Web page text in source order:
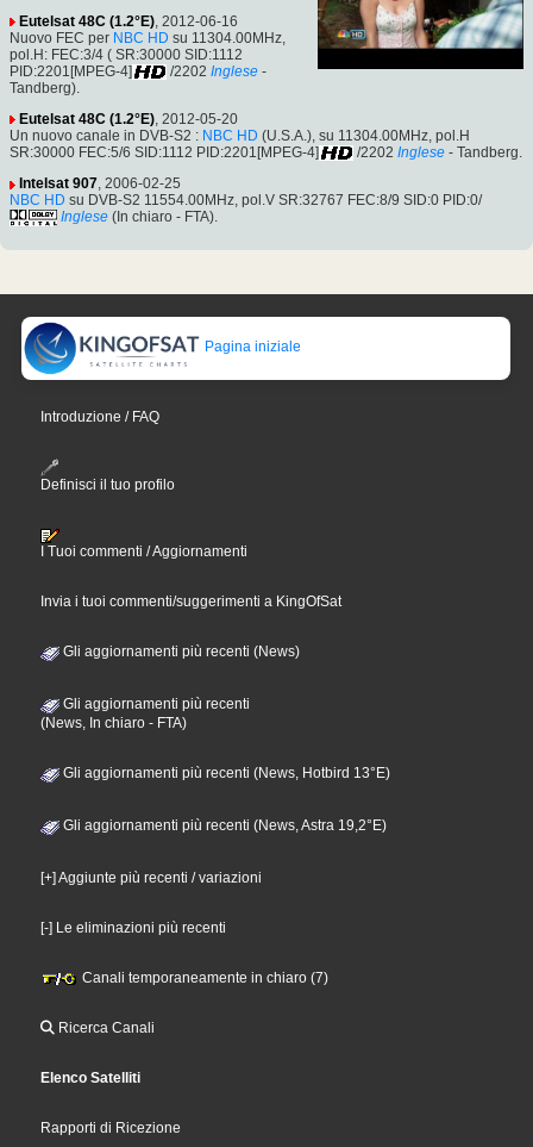
Eutelsat 48C (1.2°E) , 2012-06-16
Nuovo FEC per NBC HD su 11304.00MHz,
pol.H: FEC:3/4 ( SR:30000 SID:1112
PID:2201[MPEG-4]
/2202 Inglese -
Tandberg).
Eutelsat 48C (1.2°E), 2012-05-20
Un nuovo canale in DVB-S2 : NBC HD (U.S.A.), su 11304.00MHz, pol.H
SR:30000 FEC:5/6 SID:1112 PID:2201[MPEG-4]
/2202 Inglese - Tandberg.
Intelsat 907, 2006-02-25
NBC HD su DVB-S2 11554.00MHz, pol.V SR:32767 FEC:8/9 SID:0 PID:0/
Inglese (In chiaro - FTA).
Pagina iniziale
Introduzione / FAQ
Definisci il tuo profilo
I Tuoi commenti / Aggiornamenti
Invia i tuoi commenti/suggerimenti a KingOfSat
Gli aggiornamenti più recenti (News)
Gli aggiornamenti più recenti
(News, In chiaro - FTA)
Gli aggiornamenti più recenti (News, Hotbird 13°E)
Gli aggiornamenti più recenti (News, Astra 19,2°E)
[+] Aggiunte più recenti / variazioni
[-] Le eliminazioni più recenti
Canali temporaneamente in chiaro (7)
Ricerca Canali
Elenco Satelliti
Rapporti di Ricezione